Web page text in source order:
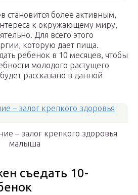
становится более активным,
к окружающему миру,
Для всего этого
которую дает пища.
ребенок в 10 месяцев, чтобы
молодого растущего
рассказано в данной
– залог крепкого здоровья
малыша
съедать 10-